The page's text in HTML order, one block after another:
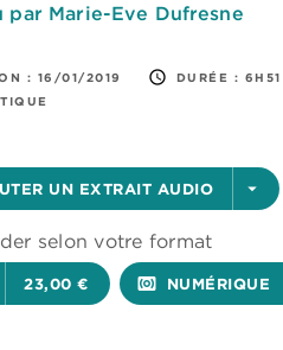
par Marie-Eve Dufresne
: 16/01/2019 access_time DURÉE : 6H51
UN EXTRAIT AUDIO arrow_drop_down
selon votre format
23,00 € surround_sound NUMÉRIQUE